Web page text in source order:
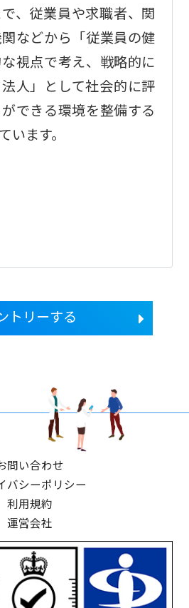
、従業員や求職者、関
などから「従業員の健
視点で考え、戦略的に
人」として社会的に評
できる環境を整備する
います。
トリーする
問い合わせ
バシーポリシー
利用規約
運営会社